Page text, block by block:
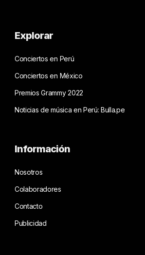
Explorar
Conciertos en Perú
Conciertos en México
Premios Grammy 2022
Noticias de música en Perú: Bulla.pe
Información
Nosotros
Colaboradores
Contacto
Publicidad